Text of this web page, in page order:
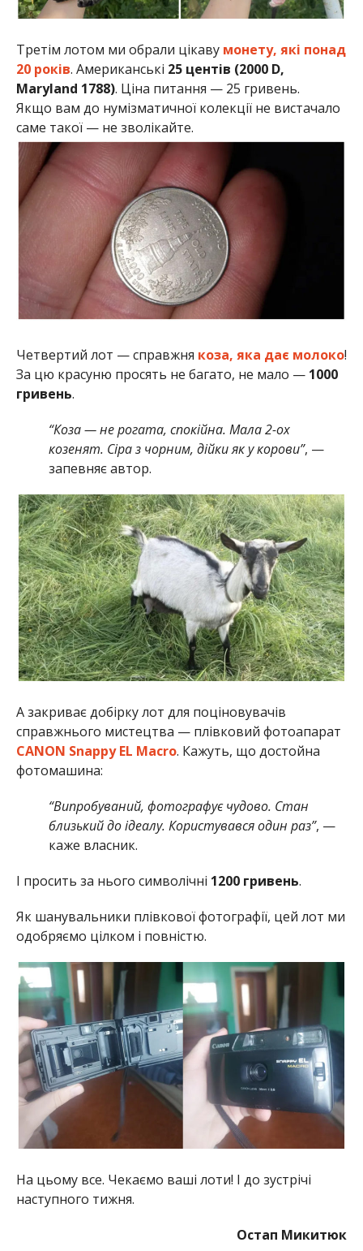
Третім лотом ми обрали цікаву монету, які понад
20 років. Американські 25 центів (2000 D,
Maryland 1788). Ціна питання — 25 гривень.
Якщо вам до нумізматичної колекції не вистачало
саме такої — не зволікайте.
Четвертий лот — справжня коза, яка дає молоко!
За цю красуню просять не багато, не мало — 1000
гривень.
“Коза — не рогата, спокійна. Мала 2-ох
козенят. Сіра з чорним, дійки як у корови”, —
запевняє автор.
А закриває добірку лот для поціновувачів
справжнього мистецтва — плівковий фотоапарат
CANON Snappy EL Macro. Кажуть, що достойна
фотомашина:
“Випробуваний, фотографує чудово. Стан
близький до ідеалу. Користувався один раз”, —
каже власник.
І просить за нього символічні 1200 гривень.
Як шанувальники плівкової фотографії, цей лот ми
одобряємо цілком і повністю.
На цьому все. Чекаємо ваші лоти! І до зустрічі
наступного тижня.
Остап Микитюк